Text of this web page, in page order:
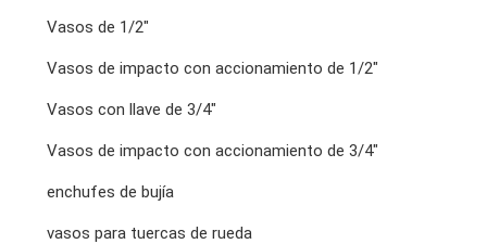
llaves de doble boca
Accesorios para accionamiento de 1/4"
Accesorios para accionamiento de 3/8"
Vasos de 1/2"
Vasos de impacto con accionamiento de 1/2"
Vasos con llave de 3/4"
Vasos de impacto con accionamiento de 3/4"
enchufes de bujía
vasos para tuercas de rueda